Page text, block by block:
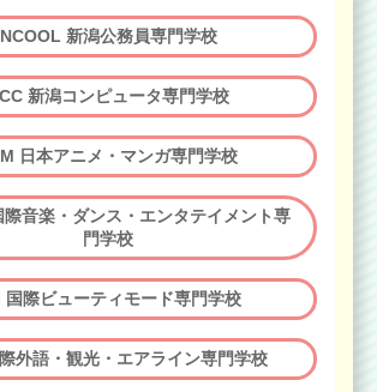
NCOOL 新潟公務員専門学校
新潟コンピュータ専門学校
日本アニメ・マンガ専門学校
音楽・ダンス・エンタテイメント専
門学校
国際ビューティモード専門学校
外語・観光・エアライン専門学校